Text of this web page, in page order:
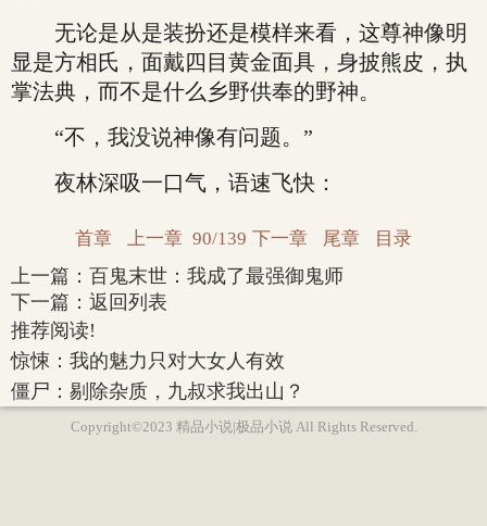
无论是从是装扮还是模样来看，这尊神像明
显是方相氏，面戴四目黄金面具，身披熊皮，执
掌法典，而不是什么乡野供奉的野神。
“不，我没说神像有问题。”
夜林深吸一口气，语速飞快：
首章 上一章 90/139 下一章 尾章 目录
上一篇： 百鬼末世：我成了最强御鬼师
下一篇： 返回列表
推荐阅读!
惊悚：我的魅力只对大女人有效
僵尸：剔除杂质，九叔求我出山？
Copyright©2023 精品小说|极品小说 All Rights Reserved.